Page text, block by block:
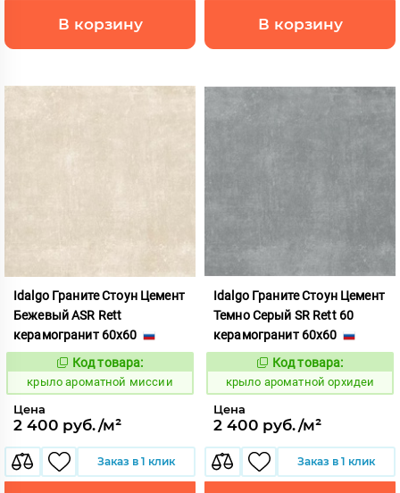
В корзину В корзину
Idalgo Граните Стоун Цемент
Бежевый ASR Rett
керамогранит 60x60
828427
Код товара:
крыло ароматной миссии
Цена
2 400 руб./м²
Заказ в 1 клик
Idalgo Граните Стоун Цемент
Темно Серый SR Rett 60
керамогранит 60x60
828439
Код товара:
крыло ароматной орхидеи
Цена
2 400 руб./м²
Заказ в 1 клик